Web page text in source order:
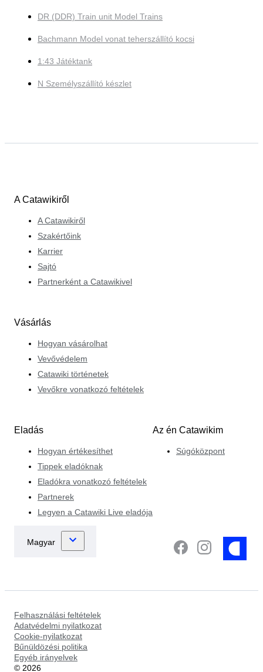
DR (DDR) Train unit Model Trains
Bachmann Model vonat teherszállító kocsi
1:43 Játéktank
N Személyszállító készlet
A Catawikiről
A Catawikiről
Szakértőink
Karrier
Sajtó
Partnerként a Catawikivel
Vásárlás
Hogyan vásárolhat
Vevővédelem
Catawiki történetek
Vevőkre vonatkozó feltételek
Eladás
Hogyan értékesíthet
Tippek eladóknak
Eladókra vonatkozó feltételek
Partnerek
Legyen a Catawiki Live eladója
Az én Catawikim
Súgóközpont
Felhasználási feltételek
Adatvédelmi nyilatkozat
Cookie-nyilatkozat
Bűnüldözési politika
Egyéb irányelvek
© 2026